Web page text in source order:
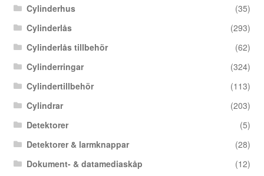
Cylinderhus
(35)
Cylinderlås
(293)
Cylinderlås tillbehör
(62)
Cylinderringar
(324)
Cylindertillbehör
(113)
Cylindrar
(203)
Detektorer
(5)
Detektorer & larmknappar
(28)
Dokument- & datamediaskåp
(12)